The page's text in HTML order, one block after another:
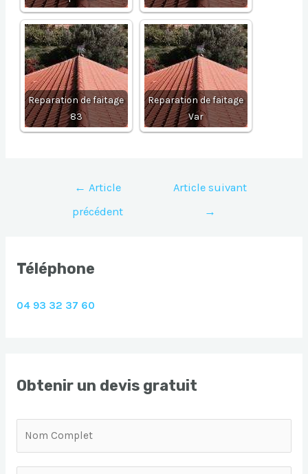
Reparation de faitage
83
Reparation de faitage
Var
Navigation
l’article
← Article
précédent
Article suivant
→
Téléphone
04 93 32 37 60
Obtenir un devis gratuit